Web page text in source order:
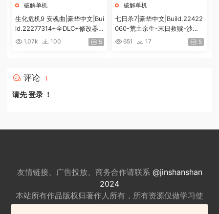
破解单机
生化危机9 安魂曲|豪华中文|Bui
ld.22277314+全DLC+修改器|
解压即撸|[74G/百度]
1.07k 100 5
破解单机
七日杀7|豪华中文|Build.22422
060-荒土余生-末日救赎-沙盒
+全DLC|解压即撸|
651 17 5
评论 1
请先登录 ！
友情链接、广告投放、商务合作请联系 @jinshanshan
2024
本站所有作品版权归著作人所有，所有资源仅做学习使
用，请支持正版。